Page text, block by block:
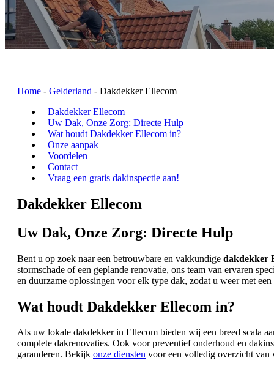
Home - Gelderland - Dakdekker Ellecom
Dakdekker Ellecom
Uw Dak, Onze Zorg: Directe Hulp
Wat houdt Dakdekker Ellecom in?
Onze aanpak
Voordelen
Contact
Vraag een gratis dakinspectie aan!
Dakdekker Ellecom
Uw Dak, Onze Zorg: Directe Hulp
Bent u op zoek naar een betrouwbare en vakkundige dakdekker
stormschade of een geplande renovatie, ons team van ervaren
en duurzame oplossingen voor elk type dak, zodat u weer met
Wat houdt Dakdekker Ellecom in?
Als uw lokale dakdekker in Ellecom bieden wij een breed scala
complete dakrenovaties. Ook voor preventief onderhoud en
garanderen. Bekijk onze diensten voor een volledig overzicht